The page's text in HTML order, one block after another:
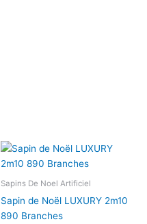
Sapins De Noel Artificiel
Sapin de Noël LUXURY 2m10
890 Branches